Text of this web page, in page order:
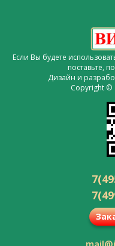
Если Вы будете
поставьте,
Дизайн и
Copyright ©